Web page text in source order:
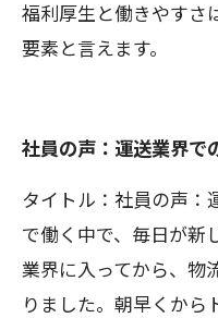
福利厚生と働きやすさ
要素と言えます。
社員の声：運送業界で
タイトル：社員の声：
で働く中で、毎日が新
業界に入ってから、物
りました。朝早くから